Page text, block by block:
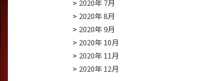
2020年 7月
2020年 8月
2020年 9月
2020年 10月
2020年 11月
2020年 12月